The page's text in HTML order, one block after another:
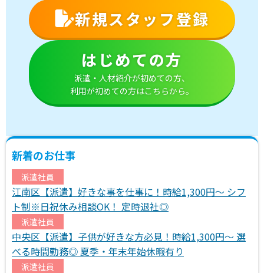
新規スタッフ登録
はじめての方
派遣・人材紹介が初めての方、
利用が初めての方はこちらから。
新着のお仕事
派遣社員
江南区【派遣】好きな事を仕事に！時給1,300円～ シフ
ト制※日祝休み相談OK！ 定時退社◎
派遣社員
中央区【派遣】子供が好きな方必見！時給1,300円～ 選
べる時間勤務◎ 夏季・年末年始休暇有り
派遣社員